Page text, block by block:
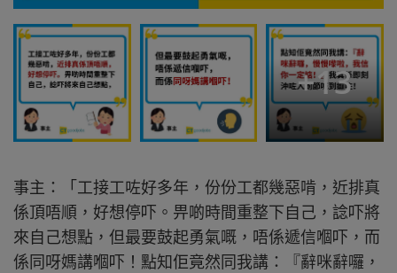
+13
事主：「工接工咗好多年，份份工都幾惡啃，近排真
係頂唔順，好想停吓。畀啲時間重整下自己，諗吓將
來自己想點，但最要鼓起勇氣嘅，唔係遞信嗰吓，而
係同呀媽講嗰吓！點知佢竟然同我講：『辭咪辭囉，